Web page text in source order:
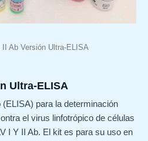
Ab Versión Ultra-ELISA
Ultra-ELISA
para la determinación
el virus linfotrópico de células
I Y II Ab. El kit es para su uso en